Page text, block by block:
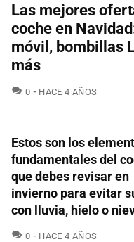
Las mejores
coche en
móvil, bombillas
más
0 COMENTARIOS
HACE 4 AÑOS
Estos son los
fundamentales del
que debes revisar en
invierno para evitar
con lluvia, hielo o
0 COMENTARIOS
HACE 4 AÑOS